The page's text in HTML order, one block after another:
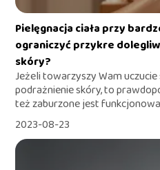
Pielęgnacja ciała przy
ograniczyć przykre
skóry?
Jeżeli towarzyszy Wam
podrażnienie skóry, to
też zaburzone jest
2023-08-23